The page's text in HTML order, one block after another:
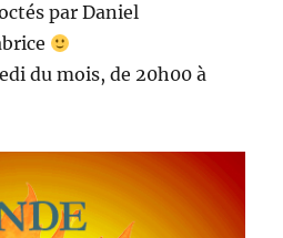
par Daniel
du mois, de 20h00 à